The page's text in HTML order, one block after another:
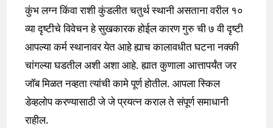
कुंभ लग्न किंवा राशी कुंडलीत चतुर्थ स्थानी असताना वरील १०
व्या दृष्टीचे विवेचन हे सुखकारक होईल कारण गुरु ची ७ वी दृष्टी
आपल्या कर्म स्थानावर येत आहे ह्याच कालावधीत घटना नक्की
चांगल्या घडतील अशी अशा आहे. ह्यात कुणाला आत्तापर्यंत जर
जॉब मिळत नव्हता त्यांची कामे पूर्ण होतील. आपला स्किल
डेव्हलोप करण्यासाठी जे जे प्रयत्न कराल ते संपूर्ण समाधानी
राहील.